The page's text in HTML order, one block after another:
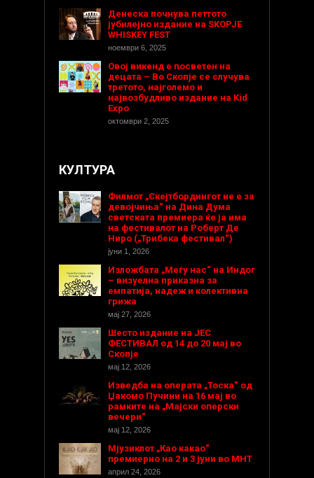
Денеска почнува петтото
јубилејно издание на SKOPJE
WHISKEY FEST
ноември 6, 2025
Овој викенд е посветен на
децата – Во Скопје се случува
третото, најголемо и
највозбудливо издание на Kid
Expo
октомври 2, 2025
КУЛТУРА
Филмот „Скејтбордингот не е за
девојчиња“ на Дина Дума
светската премиера ќе ја има
на фестивалот на Роберт Де
Ниро („Трибека фестивал“)
јуни 1, 2026
Изложбата „Меѓу нас“ на Индог
– визуелна приказна за
емпатија, надеж и колективна
грижа
мај 27, 2026
Шесто издание на ЈЕС
ФЕСТИВАЛ од 14 до 20 мај во
Скопје
мај 12, 2026
Изведба на операта „Тоска“ од
Џакомо Пучини на 16 мај во
рамките на „Мајски оперски
вечери“
мај 12, 2026
Мјузиклот „Као какао“
премиерно на 2 и 3 јуни во МНТ
април 24, 2026